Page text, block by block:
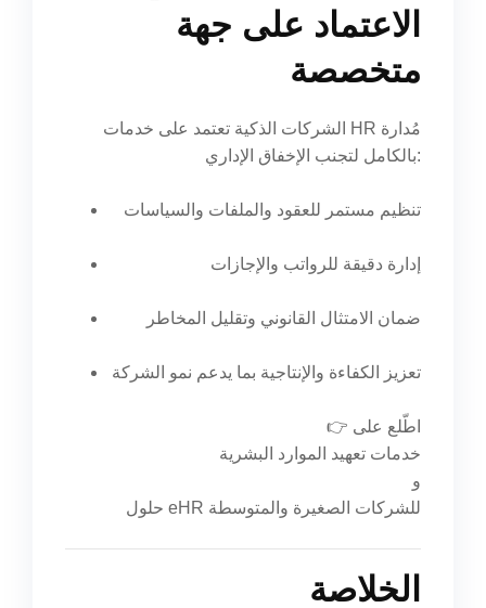
الاعتماد على جهة
متخصصة
الشركات الذكية تعتمد على خدمات HR مُدارة
بالكامل لتجنب الإخفاق الإداري:
تنظيم مستمر للعقود والملفات والسياسات
إدارة دقيقة للرواتب والإجازات
ضمان الامتثال القانوني وتقليل المخاطر
تعزيز الكفاءة والإنتاجية بما يدعم نمو الشركة
👉 اطّلع على
خدمات تعهيد الموارد البشرية
و
حلول eHR للشركات الصغيرة والمتوسطة
الخلاصة